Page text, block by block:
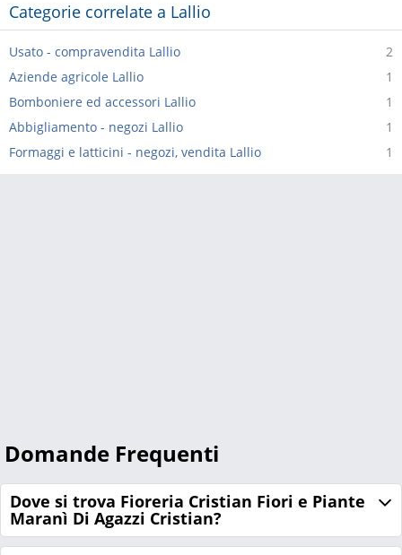
Categorie correlate a Lallio
2
Usato - compravendita Lallio
1
Aziende agricole Lallio
1
Bomboniere ed accessori Lallio
1
Abbigliamento - negozi Lallio
1
Formaggi e latticini - negozi, vendita Lallio
Domande Frequenti
Dove si trova Fioreria Cristian Fiori e Piante
Maranì Di Agazzi Cristian?